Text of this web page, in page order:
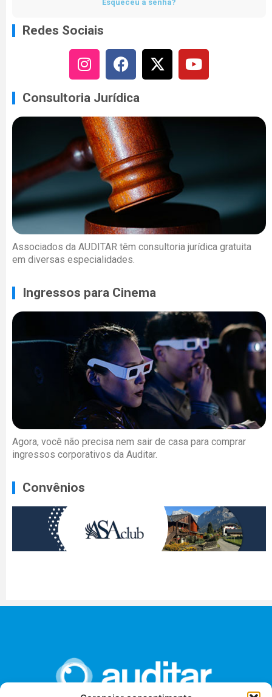
Esqueceu a senha?
Redes Sociais
Consultoria Jurídica
Associados da AUDITAR têm consultoria jurídica gratuita
em diversas especialidades.
Ingressos para Cinema
Agora, você não precisa nem sair de casa para comprar
ingressos corporativos da Auditar.
Convênios